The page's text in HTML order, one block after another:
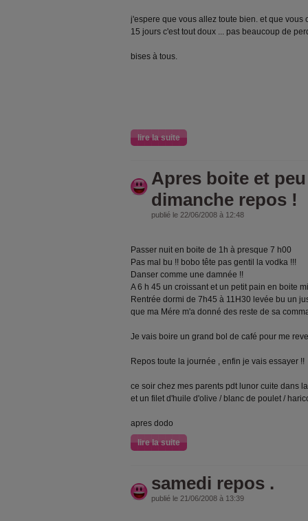
j'espere que vous allez toute bien. et que
15 jours c'est tout doux ... pas beaucoup de
bises à tous.
lire la suite
Apres boite et
dimanche repos !
publié le 22/06/2008 à 12:48
Passer nuit en boite de 1h à presque 7 h00
Pas mal bu !! bobo tête pas gentil la vodka !!!
Danser comme une damnée !!
A 6 h 45 un croissant et un petit pain en boite
Rentrée dormi de 7h45 à 11H30 levée bu un
que ma Mére m'a donné des reste de sa
Je vais boire un grand bol de café pour me
Repos toute la journée , enfin je vais essayer !!
ce soir chez mes parents pdt lunor cuite dans
et un filet d'huile d'olive / blanc de poulet /
apres dodo
lire la suite
samedi repos .
publié le 21/06/2008 à 13:39